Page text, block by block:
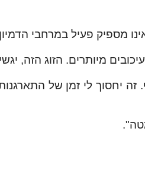
מספיק פעיל במרחבי
מיותרים. הזוג הזה,
יחסוך לי זמן של התארגנות